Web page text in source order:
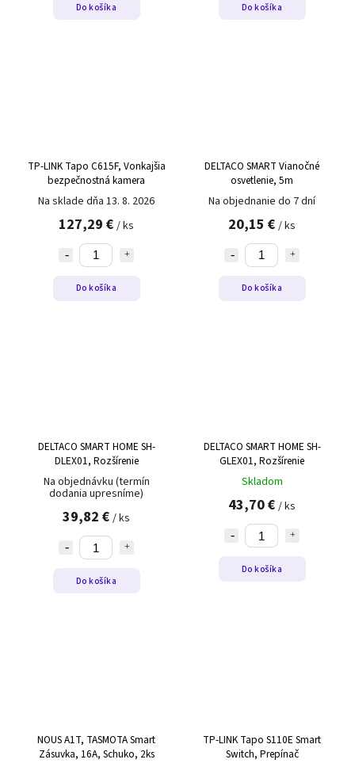
Do košíka Do košíka
TP-LINK Tapo C615F, Vonkajšia
bezpečnostná kamera
Na sklade dňa 13. 8. 2026
127,29 € / ks
Do košíka
DELTACO SMART Vianočné
osvetlenie, 5m
Na objednanie do 7 dní
20,15 € / ks
Do košíka
DELTACO SMART HOME SH-
DLEX01, Rozšírenie
Na objednávku (termín
dodania upresníme)
39,82 € / ks
Do košíka
DELTACO SMART HOME SH-
GLEX01, Rozšírenie
Skladom
43,70 € / ks
Do košíka
NOUS A1T, TASMOTA Smart
Zásuvka, 16A, Schuko, 2ks
TP-LINK Tapo S110E Smart
Switch, Prepínač